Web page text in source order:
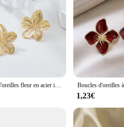
Floral Design**
boucles oreille earrings are a
of traditional and contemporary styles.
or adding a subtle floral accent
Accessory for Every Occasion**
earrings are not just a fashion
wear. The earrings are sold as a
sophistication to your casual outfit,
for Vendors and Wholesale**
The earrings are available in
maintaining a healthy profit margin.
Boucles d'oreilles fleur en acier inoxydable pour femmes, carnaval de voyage en plein air, cadeaux de festival, mode, 2 pièces
1,23€